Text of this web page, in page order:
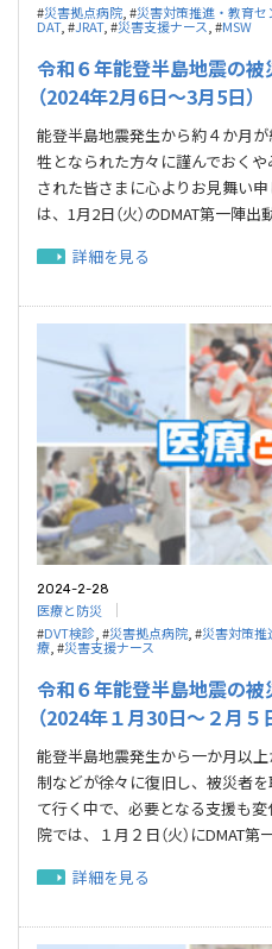
#災害拠点病院 , #災害対策推進・教育セ
DAT, #JRAT, #災害支援ナース , #MSW
令和６年能登半島地震の
（2024年2月6日～3月5日）
能登半島地震発生から約４か月
牲となられた方々に謹んでおく
された皆さまに心よりお見舞い
は、1月2日（火）のDMAT第一陣
詳細を見る
2024-2-28
医療と防災
#DVT検診 , #災害拠点病院 , #災害対策推
療 , #災害支援ナース
令和６年能登半島地震の
（2024年１月30日～２月５
能登半島地震発生から一か月以
制などが徐々に復旧し、被災者
て行く中で、必要となる支援も
院では、１月２日（火）にDMAT第
詳細を見る